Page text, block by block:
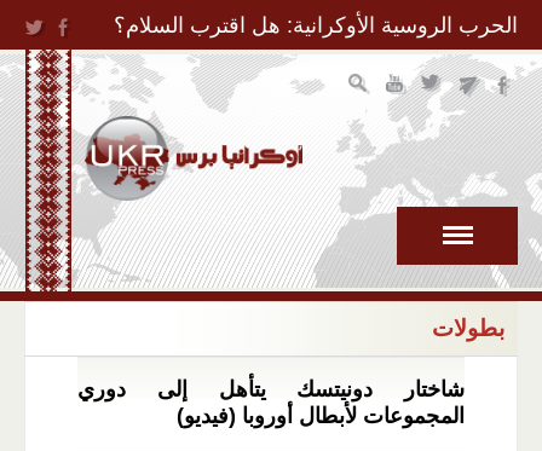
Jump to Navigation
الحرب الروسية الأوكرانية: هل اقترب السلام؟
بطولات
شاختار دونيتسك يتأهل إلى دوري
المجموعات لأبطال أوروبا (فيديو)